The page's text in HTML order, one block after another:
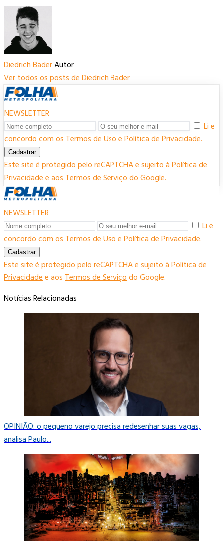
Diedrich BaderAutor
Ver todos os posts de Diedrich Bader
NEWSLETTER
Li e
concordo com osTermos de UsoePolítica de Privacidade.
Cadastrar
Este site é protegido pelo reCAPTCHA e sujeito àPolítica de
Privacidadee aosTermos de Serviçodo Google.
NEWSLETTER
Li e
concordo com osTermos de UsoePolítica de Privacidade.
Cadastrar
Este site é protegido pelo reCAPTCHA e sujeito àPolítica de
Privacidadee aosTermos de Serviçodo Google.
Notícias Relacionadas
OPINIÃO: o pequeno varejo precisa redesenhar suas vagas,
analisa Paulo...